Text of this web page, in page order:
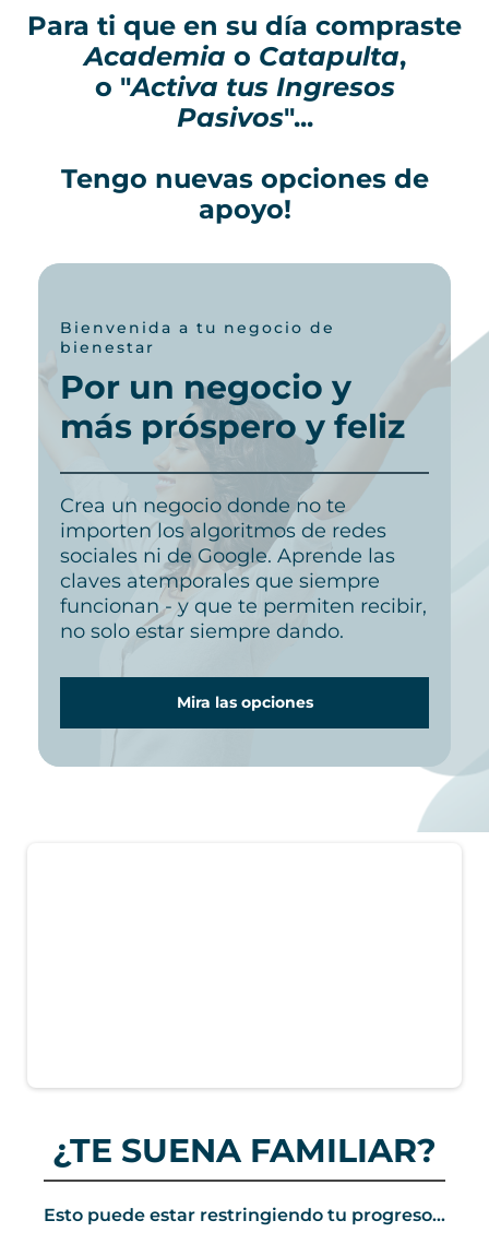
Para ti que en su día compraste
Academia o Catapulta,
o "Activa tus Ingresos
Pasivos"...
Tengo nuevas opciones de
apoyo!
Bienvenida a tu negocio de
bienestar
Por un negocio y
más próspero y feliz
Crea un negocio donde no te
importen los algoritmos de redes
sociales ni de Google. Aprende las
claves atemporales que siempre
funcionan - y que te permiten recibir,
no solo estar siempre dando.
Mira las opciones
¿TE SUENA FAMILIAR?
Esto puede estar restringiendo tu progreso...